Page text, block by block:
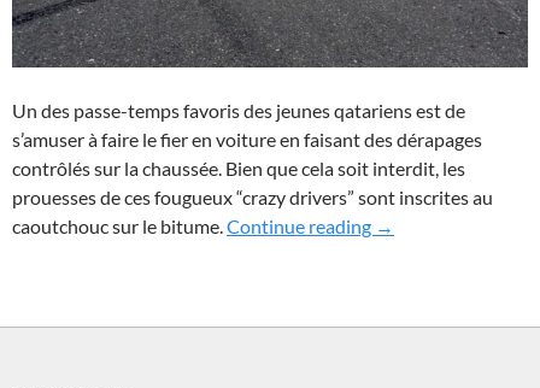
Un des passe-temps favoris des jeunes qatariens est de
s’amuser à faire le fier en voiture en faisant des dérapages
contrôlés sur la chaussée. Bien que cela soit interdit, les
prouesses de ces fougueux “crazy drivers” sont inscrites au
caoutchouc sur le bitume.Continue reading Belle mécaniquée !
→